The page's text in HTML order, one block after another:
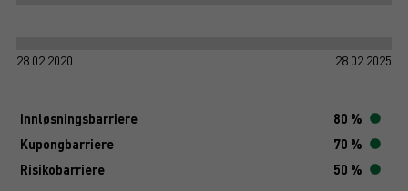
28.02.2020 28.02.2025
Innløsningsbarriere
80 %
Kupongbarriere
70 %
Risikobarriere
50 %